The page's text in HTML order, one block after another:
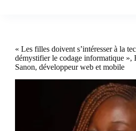
« Les filles doivent s’intéresser à la
démystifier le codage informatique »,
Sanon, développeur web et mobile